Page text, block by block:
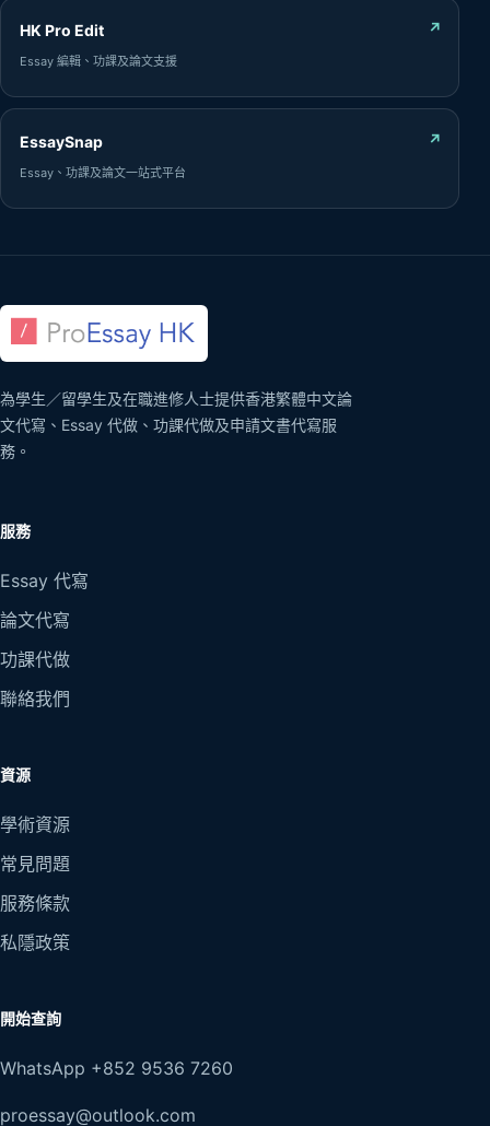
HK Pro Edit
Essay 編輯、功課及論文支援
↗
EssaySnap
Essay、功課及論文一站式平台
↗
為學生／留學生及在職進修人士提供香港繁體中文論
文代寫、Essay 代做、功課代做及申請文書代寫服
務。
服務
Essay 代寫
論文代寫
功課代做
聯絡我們
資源
學術資源
常見問題
服務條款
私隱政策
開始查詢
WhatsApp +852 9536 7260
proessay@outlook.com